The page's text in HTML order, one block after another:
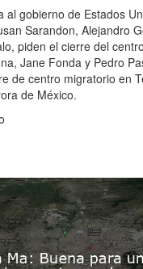
al gobierno de Estados
Sarandon, Alejandro
piden el cierre del
Jane Fonda y Pedro
de centro migratorio en
de México.